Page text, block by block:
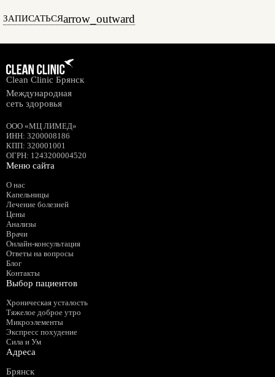
ЗАПИСАТЬСЯarrow_outward
Clean Clinic Брянск
Международная
сеть здоровья
ООО «МЦ ЛИМЕД»
ИНН: 3200008186
КПП: 320001001
ОГРН: 1243200004520
Меню сайта
О нас
Капельницы
Лечение болезней
Цены
Анализы
Врачи
Онлайн-консультация
Ответы на вопросы
Блог
Контакты
Выбор пациентов
Хроническая усталость
Тяжелое доброе утро
Микроэлементы
Экспресс похудение
Сила и Ум
Адреса
Брянск